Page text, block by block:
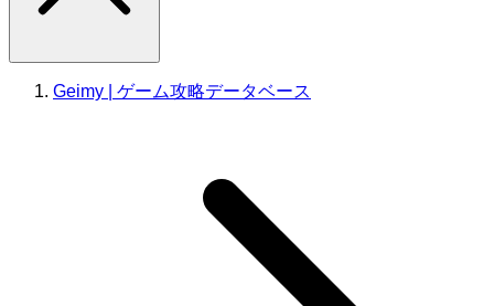
Geimy | ゲーム攻略データベース